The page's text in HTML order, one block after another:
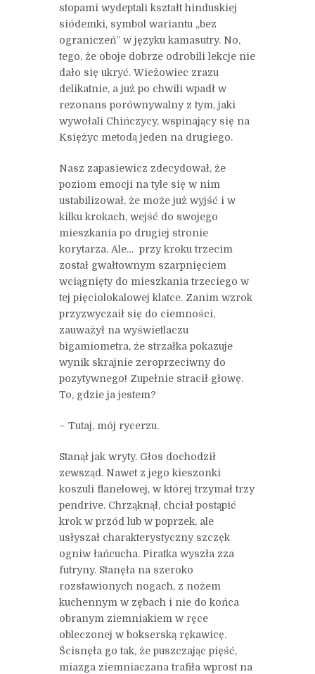
stopami wydeptali kształt hinduskiej
siódemki, symbol wariantu „bez
ograniczeń” w języku kamasutry. No,
tego, że oboje dobrze odrobili lekcje nie
dało się ukryć. Wieżowiec zrazu
delikatnie, a już po chwili wpadł w
rezonans porównywalny z tym, jaki
wywołali Chińczycy, wspinający się na
Księżyc metodą jeden na drugiego.
Nasz zapasiewicz zdecydował, że
poziom emocji na tyle się w nim
ustabilizował, że może już wyjść i w
kilku krokach, wejść do swojego
mieszkania po drugiej stronie
korytarza. Ale… przy kroku trzecim
został gwałtownym szarpnięciem
wciągnięty do mieszkania trzeciego w
tej pięciolokalowej klatce. Zanim wzrok
przyzwyczaił się do ciemności,
zauważył na wyświetlaczu
bigamiometra, że strzałka pokazuje
wynik skrajnie zeroprzeciwny do
pozytywnego! Zupełnie stracił głowę.
To, gdzie ja jestem?
– Tutaj, mój rycerzu.
Stanął jak wryty. Głos dochodził
zewsząd. Nawet z jego kieszonki
koszuli flanelowej, w której trzymał trzy
pendrive. Chrząknął, chciał postąpić
krok w przód lub w poprzek, ale
usłyszał charakterystyczny szczęk
ogniw łańcucha. Piratka wyszła zza
futryny. Stanęła na szeroko
rozstawionych nogach, z nożem
kuchennym w zębach i nie do końca
obranym ziemniakiem w ręce
obleczonej w bokserską rękawicę.
Ścisnęła go tak, że puszczając pięść,
miazga ziemniaczana trafiła wprost na